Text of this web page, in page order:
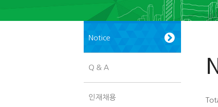
Notice
Q & A
인재채용